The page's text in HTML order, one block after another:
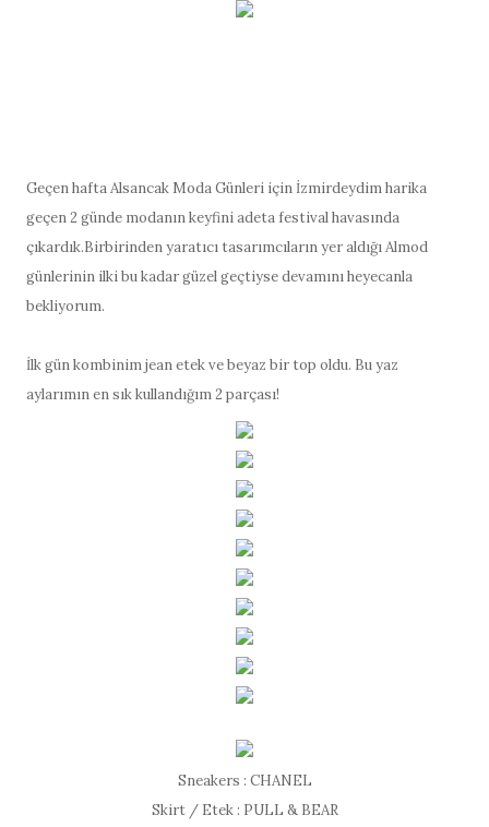
Geçen hafta Alsancak Moda Günleri için İzmirdeydim harika
geçen 2 günde modanın keyfini adeta festival havasında
çıkardık.Birbirinden yaratıcı tasarımcıların yer aldığı Almod
günlerinin ilki bu kadar güzel geçtiyse devamını heyecanla
bekliyorum.
İlk gün kombinim jean etek ve beyaz bir top oldu. Bu yaz
aylarımın en sık kullandığım 2 parçası!
Sneakers : CHANEL
Skirt / Etek : PULL & BEAR